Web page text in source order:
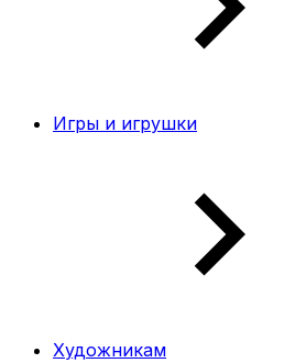
Игры и игрушки
Художникам